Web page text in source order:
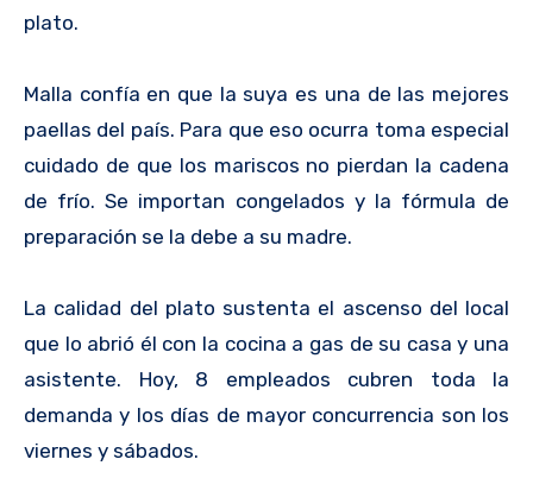
plato.
Malla confía en que la suya es una de las mejores
paellas del país. Para que eso ocurra toma especial
cuidado de que los mariscos no pierdan la cadena
de frío. Se importan congelados y la fórmula de
preparación se la debe a su madre.
La calidad del plato sustenta el ascenso del local
que lo abrió él con la cocina a gas de su casa y una
asistente. Hoy, 8 empleados cubren toda la
demanda y los días de mayor concurrencia son los
viernes y sábados.